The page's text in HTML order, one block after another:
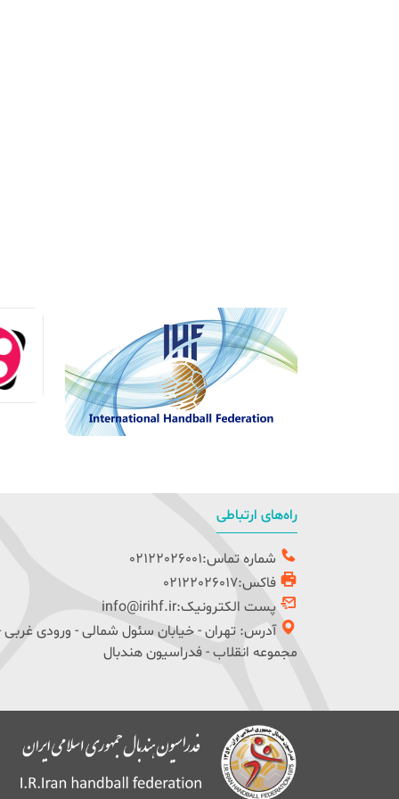
راه‌های ارتباطی
شماره تماس:02122026001
فاکس:02122026017
پست الکترونیک:info@irihf.ir
آدرس: تهران - خیابان سئول شمالی - ورودی غربی
مجموعه انقلاب - فدراسیون هندبال